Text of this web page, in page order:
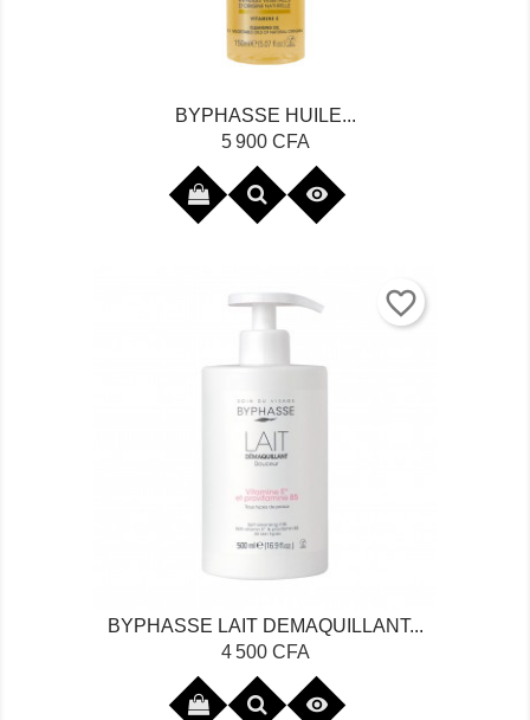
BYPHASSE HUILE...
Prix
5 900 CFA

favorite_border
BYPHASSE LAIT DEMAQUILLANT...
Prix
4 500 CFA
